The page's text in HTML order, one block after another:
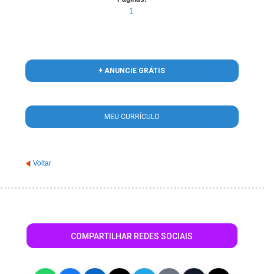
1
+ ANUNCIE GRÁTIS
MEU CURRÍCULO
Voltar
COMPARTILHAR REDES SOCIAIS